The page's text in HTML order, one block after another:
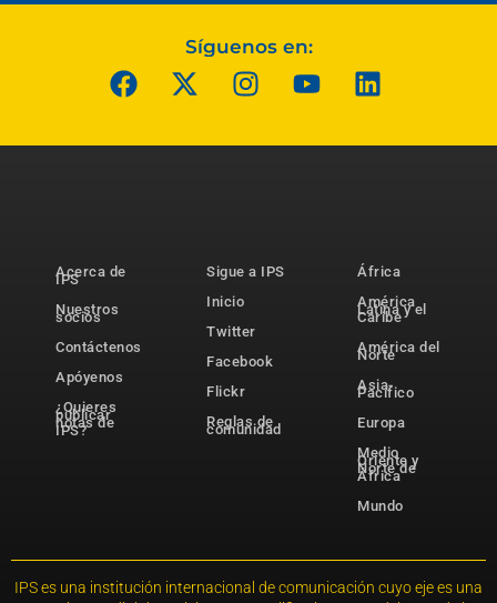
Síguenos en:
Acerca de
IPS
Nuestros
socios
Contáctenos
Apóyenos
¿Quieres
publicar
notas de
IPS?
Sigue a IPS
Inicio
Twitter
Facebook
Flickr
Reglas de
comunidad
África
América
Latina y el
Caribe
América del
Norte
Asia-
Pacífico
Europa
Medio
Oriente y
Norte de
África
Mundo
IPS es una institución internacional de comunicación cuyo eje es una